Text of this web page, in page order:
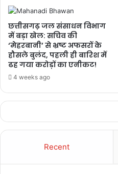
छत्तीसगढ़ जल संसाधन विभाग
में बड़ा खेल: सचिव की
‘मेहरबानी’ से भ्रष्ट अफसरों के
हौसले बुलंद, पहली ही बारिश में
ढह गया करोड़ों का एनीकट!
4 weeks ago
Recent